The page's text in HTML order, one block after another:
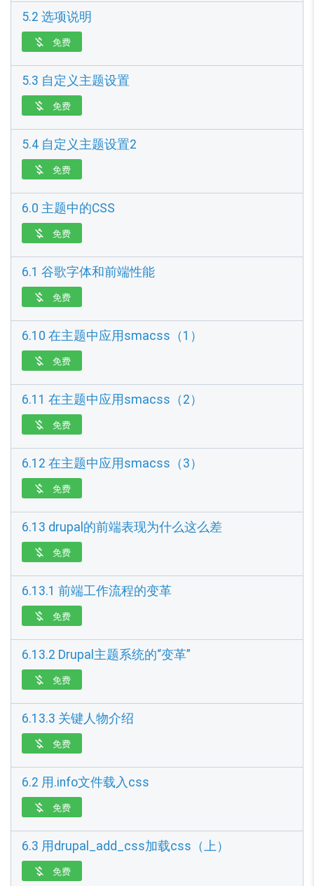
5.2 选项说明
 免费
5.3 自定义主题设置
 免费
5.4 自定义主题设置2
 免费
6.0 主题中的CSS
 免费
6.1 谷歌字体和前端性能
 免费
6.10 在主题中应用smacss（1）
 免费
6.11 在主题中应用smacss（2）
 免费
6.12 在主题中应用smacss（3）
 免费
6.13 drupal的前端表现为什么这么差
 免费
6.13.1 前端工作流程的变革
 免费
6.13.2 Drupal主题系统的“变革”
 免费
6.13.3 关键人物介绍
 免费
6.2 用.info文件载入css
 免费
6.3 用drupal_add_css加载css（上）
 免费